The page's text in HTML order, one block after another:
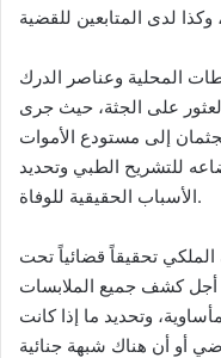
المحلية وعناصر الدرك
على الجثة، حيث جرى
إلى مستودع الأموات
للتشريح الطبي وتحديد
الأسباب الحقيقية للوفاة.
تحقيقاً قضائياً تحت
أجل كشف جميع الملابسات
وتحديد ما إذا كانت